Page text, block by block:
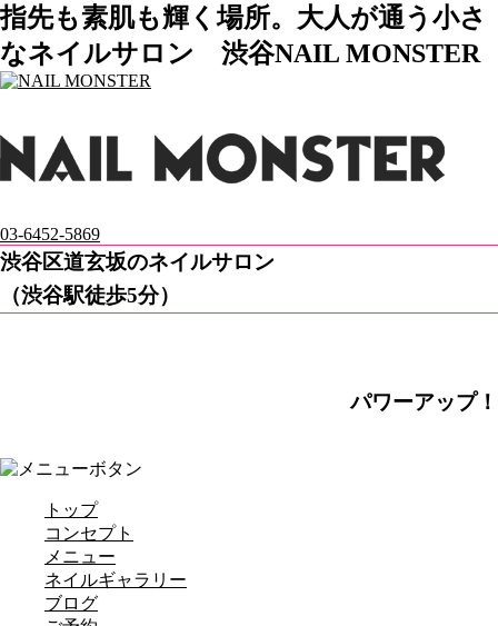
指先も素肌も輝く場所。大人が通う小さ
なネイルサロン 渋谷NAIL MONSTER
03-6452-5869
渋谷区道玄坂のネイルサロン
（渋谷駅徒歩5分）
パワーアップ！
トップ
コンセプト
メニュー
ネイルギャラリー
ブログ